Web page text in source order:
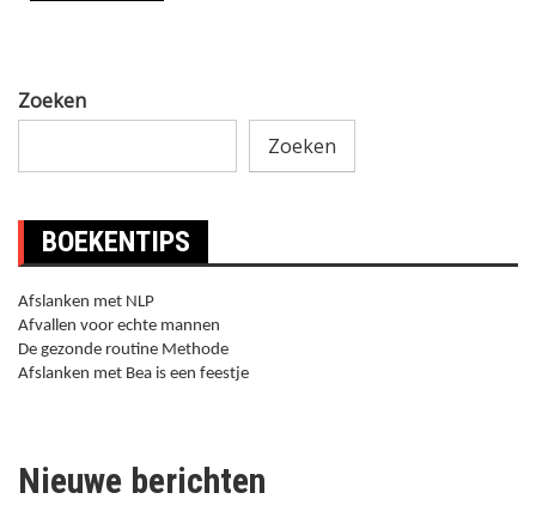
Zoeken
Zoeken
BOEKENTIPS
Afslanken met NLP
Afvallen voor echte mannen
De gezonde routine Methode
Afslanken met Bea is een feestje
Nieuwe berichten